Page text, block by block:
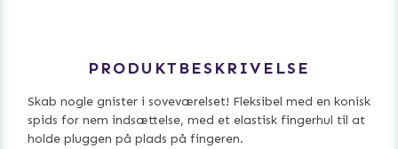
PRODUKTBESKRIVELSE
Skab nogle gnister i soveværelset! Fleksibel med en konisk
spids for nem indsættelse, med et elastisk fingerhul til at
holde pluggen på plads på fingeren.